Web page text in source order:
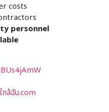
costs
personnel
กล้ฉัน.com